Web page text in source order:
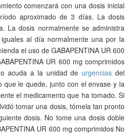
comenzará con una dosis inicial
aproximado de 3 días. La dosis
La dosis normalmente se administra
al día normalmente una por la
el uso de GABAPENTINA UR 600
UR 600 mg comprimidos
acuda a la unidad de urgencias del
que le quede, junto con el envase y la
el medicamento que ha tomado. Si
tomar una dosis, tómela tan pronto
dosis. No tome una dosis doble
UR 600 mg comprimidos No